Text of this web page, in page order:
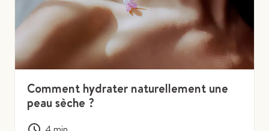
Comment hydrater naturellement une
peau sèche ?